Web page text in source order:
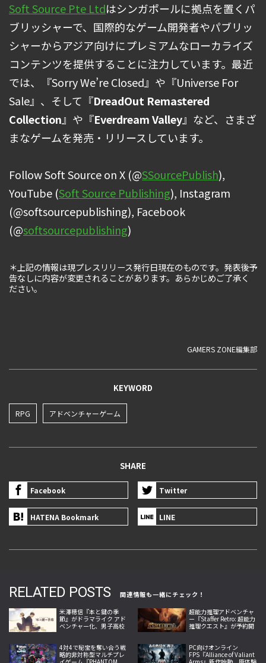
Soft Source Pte Ltdはシンガポールに拠点を置くパ
ブリッシャーで、国際的なゲーム開発者やパブリッ
シャーからアジア向けにプレミアムなローカライズ
コンテンツを提供することに注力しています。最近
では、『Sorry We’re Closed』や『Universe For
Sale』、そして『DreadOut Remastered
Collection』や『Everdream Valley』など、さまざ
まなゲームを発売・リリースしています。
Follow Soft Source on X (@SSourcePublish),
YouTube (Soft Source Publishing), Instagram
(@softsourcepublishing), Facebook
(@softsourcepublishing)
＊上記の情報は現プレスリリース発行日現在のものです。発表後予
告なしに内容が変更されることがあります。あらかじめご了承く
ださい。
GAMERS ZONE編集部
KEYWORD
RPG アドベンチャーゲーム
SHARE
Facebook Twitter
HATENA Bookmark LINE
RELATED POSTS
関連情報も一緒にチェック！
米澤穂信『本と鍵の季
節』がドラマライク アド
ベンチャー化、男子高校
超能力推理アドベンチャ
ー『Staffer Retro: 超能力
推理クエスト』が予約開
4対4で秘宝を奪い合う戦
略的非対称型マルチプレ
PC向けオンライン
FPS『Alliance of Valiant